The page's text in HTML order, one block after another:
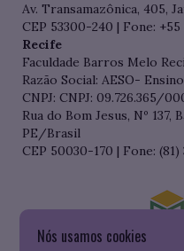
Nós usamos cookies
Av. Transamazônica, 405,
CEP 53300-240 | Fone: +55
Recife
Faculdade Barros Melo
Razão Social: AESO-
CNPJ: CNPJ: 09.726.365/
Rua do Bom Jesus, Nº 137,
PE/Brasil
CEP 50030-170 | Fone: (81)
Consulte o cadastro da